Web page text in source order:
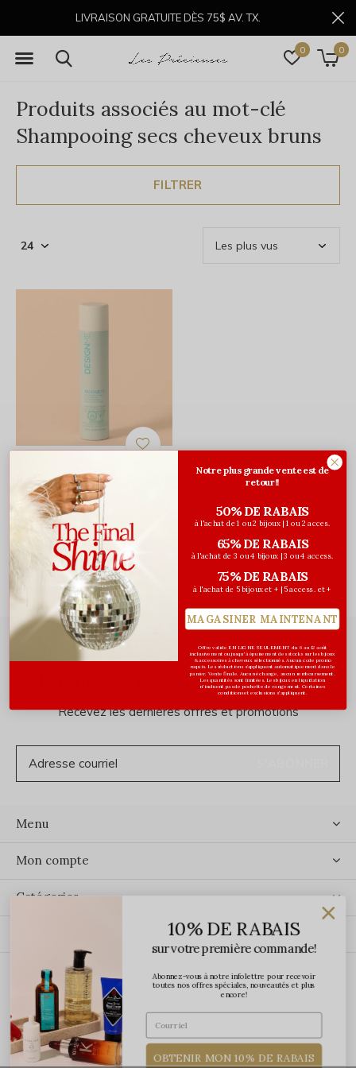
0 0
LIVRAISON GRATUITE DÈS 75$ AV. TX.
Produits associés au mot-clé
Shampooing secs cheveux bruns
FILTRER
Shampoing sec pour les
tons foncés Quickie.Me
30,60$CA 36,00$CA
Avant les taxes
Vu de 1 à 1 produits
Abonnez-vous à notre infolettre
Recevez les dernières offres et promotions
Menu
Mon compte
Catégories
ÉCRIVEZ-NOUS
10% DE RABAIS
sur votre première commande!
Abonnez-vous à notre infolettre pour recevoir
toutes nos offres spéciales, nouveautés et plus
encore!
OBTENIR MON 10% DE RABAIS
Notre plus grande vente est de
retour!!
50% DE RABAIS
à l'achat de 1 ou 2 bijoux | 1 ou 2 acces.
65% DE RABAIS
à l'achat de 3 ou 4 bijoux | 3 ou 4 access.
75% DE RABAIS
à l'achat de 5 bijoux et + | 5 access. et +
MAGASINER MAINTENANT
Offre valide EN LIGNE SEULEMENT du 6 au 12 août
inclusivement ou jusqu'à épuisement des stocks sur les bijoux
& accessoires à cheveux sélectionnés. Aucun code promo
requis. Les réductions s’appliquent automatiquement dans le
panier. Vente finale. Aucun échange, aucun remboursement.
Les quantités sont limitées. Les bijoux en liquidation
n'incluent pas de pochette de rangement. Certaines
conditions et exclusions s'appliquent.